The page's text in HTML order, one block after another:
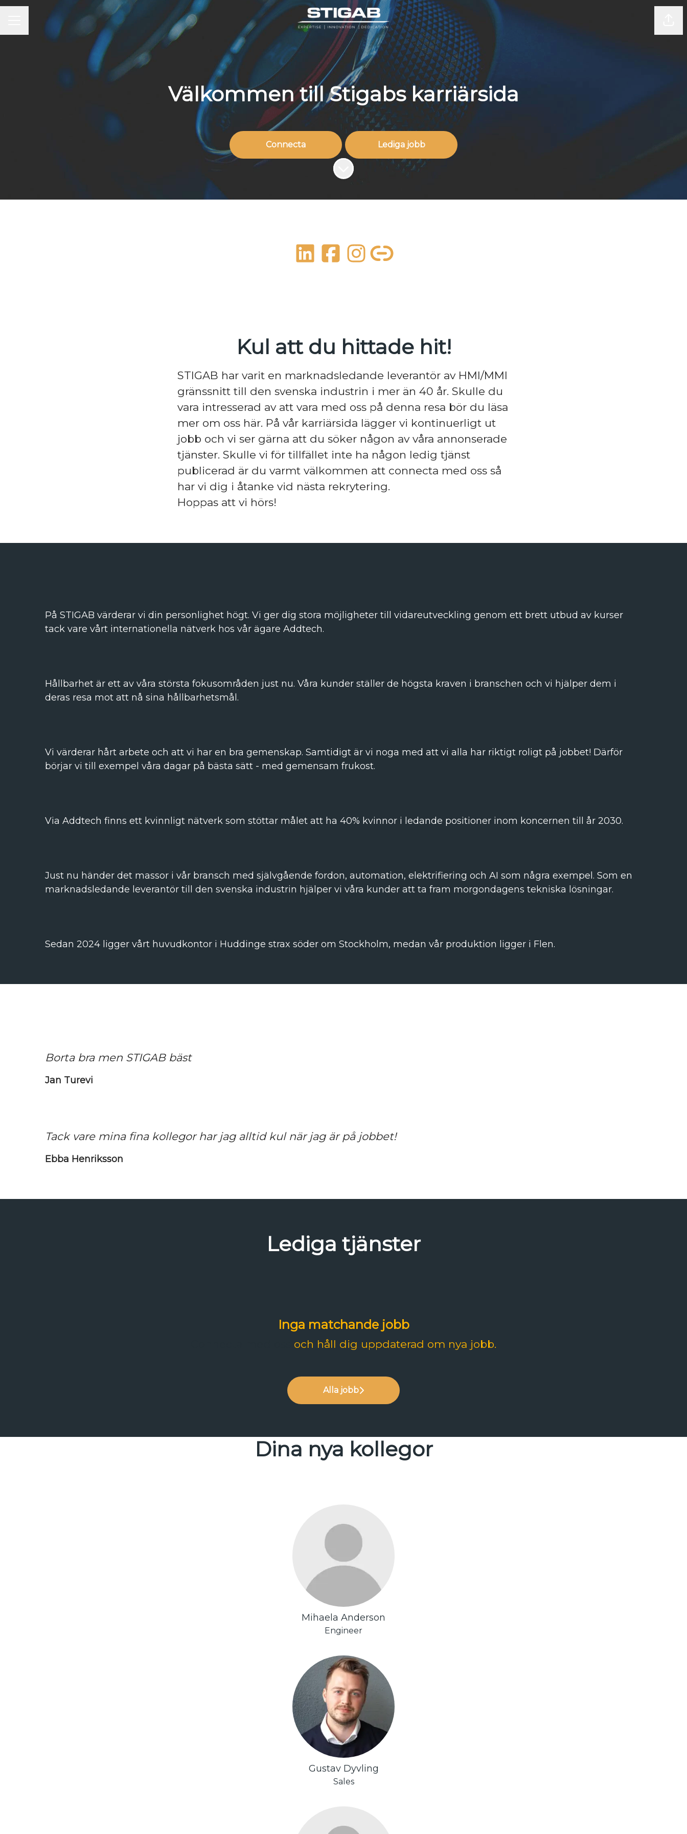
KARRIÄRMENY
Välkommen till Stigabs karriärsida
Connecta
Lediga jobb
Skrolla för mer innehåll
Kul att du hittade hit!
STIGAB har varit en marknadsledande leverantör av HMI/MMI
gränssnitt till den svenska industrin i mer än 40 år. Skulle du
vara intresserad av att vara med oss på denna resa bör du läsa
mer om oss här. På vår karriärsida lägger vi kontinuerligt ut
jobb och vi ser gärna att du söker någon av våra annonserade
tjänster. Skulle vi för tillfället inte ha någon ledig tjänst
publicerad är du varmt välkommen att connecta med oss så
har vi dig i åtanke vid nästa rekrytering.
Hoppas att vi hörs!
På STIGAB värderar vi din personlighet högt. Vi ger dig stora möjligheter till vidareutveckling genom ett brett utbud av kurser
tack vare vårt internationella nätverk hos vår ägare Addtech.
Hållbarhet är ett av våra största fokusområden just nu. Våra kunder ställer de högsta kraven i branschen och vi hjälper dem i
deras resa mot att nå sina hållbarhetsmål.
Vi värderar hårt arbete och att vi har en bra gemenskap. Samtidigt är vi noga med att vi alla har riktigt roligt på jobbet! Därför
börjar vi till exempel våra dagar på bästa sätt - med gemensam frukost.
Via Addtech finns ett kvinnligt nätverk som stöttar målet att ha 40% kvinnor i ledande positioner inom koncernen till år 2030.
Just nu händer det massor i vår bransch med självgående fordon, automation, elektrifiering och AI som några exempel. Som en
marknadsledande leverantör till den svenska industrin hjälper vi våra kunder att ta fram morgondagens tekniska lösningar.
Sedan 2024 ligger vårt huvudkontor i Huddinge strax söder om Stockholm, medan vår produktion ligger i Flen.
Borta bra men STIGAB bäst
Jan Turevi
Tack vare mina fina kollegor har jag alltid kul när jag är på jobbet!
Ebba Henriksson
Lediga tjänster
Inga matchande jobb
och håll dig uppdaterad om nya jobb.
Alla jobb
Dina nya kollegor
Mihaela Anderson
Engineer
Gustav Dyvling
Sales